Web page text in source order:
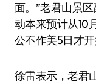
面。”老君山景
动本来预计从10
公不作美5日才开
徐雷表示，老君